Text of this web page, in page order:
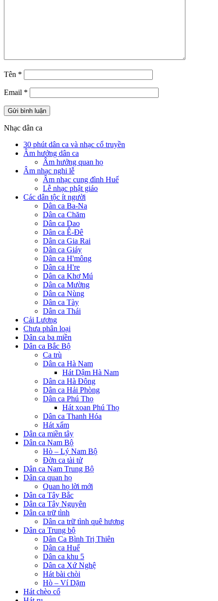
Tên *
Email *
Nhạc dân ca
30 phút dân ca và nhạc cổ truyền
Âm hưởng dân ca
Âm hưởng quan họ
Âm nhạc nghi lễ
Âm nhạc cung đình Huế
Lễ nhạc phật giáo
Các dân tộc ít người
Dân ca Ba-Na
Dân ca Chăm
Dân ca Dao
Dân ca Ê-Đê
Dân ca Gia Rai
Dân ca Giáy
Dân ca H'mông
Dân ca H're
Dân ca Khơ Mú
Dân ca Mường
Dân ca Nùng
Dân ca Tày
Dân ca Thái
Cải Lương
Chưa phân loại
Dân ca ba miền
Dân ca Bắc Bộ
Ca trù
Dân ca Hà Nam
Hát Dậm Hà Nam
Dân ca Hà Đông
Dân ca Hải Phòng
Dân ca Phú Thọ
Hát xoan Phú Thọ
Dân ca Thanh Hóa
Hát xẩm
Dân ca miền tây
Dân ca Nam Bộ
Hò – Lý Nam Bộ
Đờn ca tài tử
Dân ca Nam Trung Bộ
Dân ca quan họ
Quan họ lời mới
Dân ca Tây Bắc
Dân ca Tây Nguyên
Dân ca trữ tình
Dân ca trữ tình quê hương
Dân ca Trung bộ
Dân Ca Bình Trị Thiên
Dân ca Huế
Dân ca khu 5
Dân ca Xứ Nghệ
Hát bài chòi
Hò – Ví Dặm
Hát chèo cổ